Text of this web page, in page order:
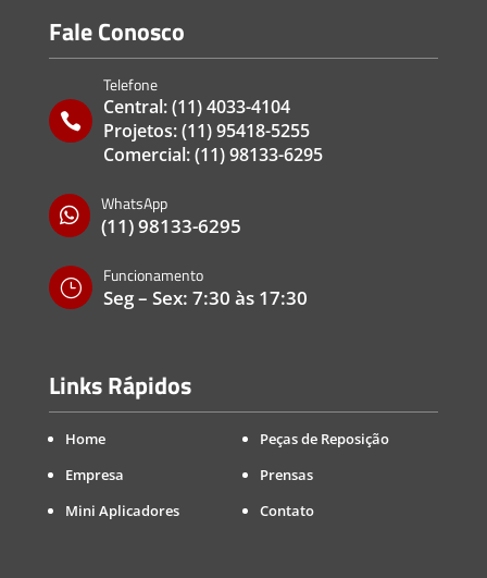
Fale Conosco

Telefone
Central:(11) 4033-4104
Projetos:(11) 95418-5255
Comercial:(11) 98133-6295

WhatsApp
(11) 98133-6295
}
Funcionamento
Seg – Sex: 7:30 às 17:30
Links Rápidos
Home
Empresa
Mini Aplicadores
Peças de Reposição
Prensas
Contato